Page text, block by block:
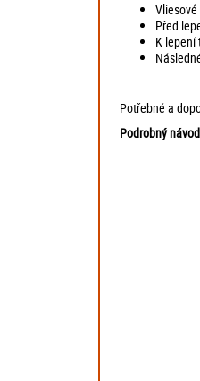
Před
K lepení
Potřebné a
Podrobný